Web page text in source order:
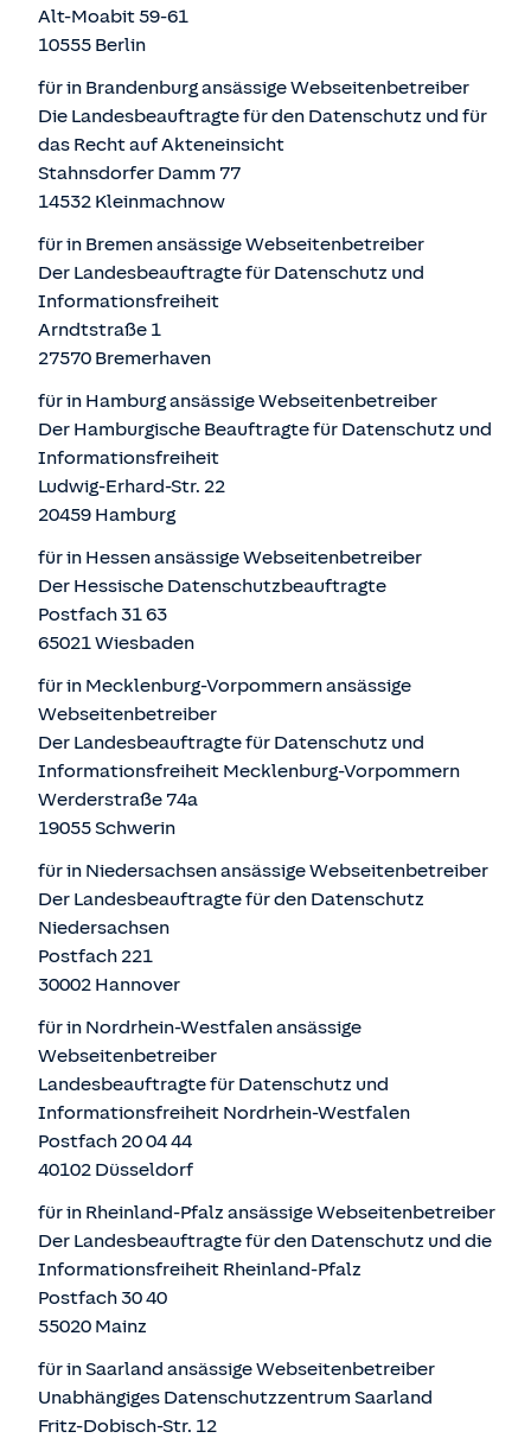
Alt-Moabit 59-61
10555 Berlin
für in Brandenburg ansässige Webseitenbetreiber
Die Landesbeauftragte für den Datenschutz und für
das Recht auf Akteneinsicht
Stahnsdorfer Damm 77
14532 Kleinmachnow
für in Bremen ansässige Webseitenbetreiber
Der Landesbeauftragte für Datenschutz und
Informationsfreiheit
Arndtstraße 1
27570 Bremerhaven
für in Hamburg ansässige Webseitenbetreiber
Der Hamburgische Beauftragte für Datenschutz und
Informationsfreiheit
Ludwig-Erhard-Str. 22
20459 Hamburg
für in Hessen ansässige Webseitenbetreiber
Der Hessische Datenschutzbeauftragte
Postfach 31 63
65021 Wiesbaden
für in Mecklenburg-Vorpommern ansässige
Webseitenbetreiber
Der Landesbeauftragte für Datenschutz und
Informationsfreiheit Mecklenburg-Vorpommern
Werderstraße 74a
19055 Schwerin
für in Niedersachsen ansässige Webseitenbetreiber
Der Landesbeauftragte für den Datenschutz
Niedersachsen
Postfach 221
30002 Hannover
für in Nordrhein-Westfalen ansässige
Webseitenbetreiber
Landesbeauftragte für Datenschutz und
Informationsfreiheit Nordrhein-Westfalen
Postfach 20 04 44
40102 Düsseldorf
für in Rheinland-Pfalz ansässige Webseitenbetreiber
Der Landesbeauftragte für den Datenschutz und die
Informationsfreiheit Rheinland-Pfalz
Postfach 30 40
55020 Mainz
für in Saarland ansässige Webseitenbetreiber
Unabhängiges Datenschutzzentrum Saarland
Fritz-Dobisch-Str. 12